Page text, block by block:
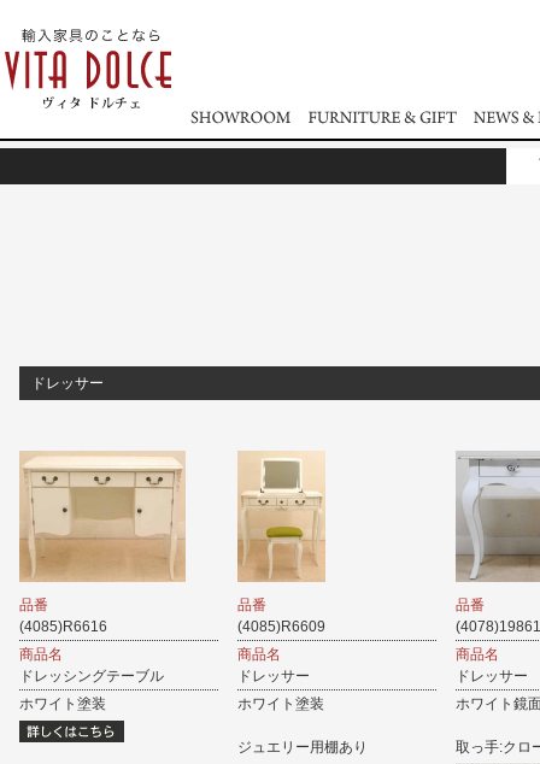
ドレッサー
品番
(4085)R6616
商品名
ドレッシングテーブル
ホワイト塗装
品番
(4085)R6609
商品名
ドレッサー
ホワイト塗装
ジュエリー用棚あり
品番
(4078)19861
商品名
ドレッサー
ホワイト鏡
取っ手:クロ